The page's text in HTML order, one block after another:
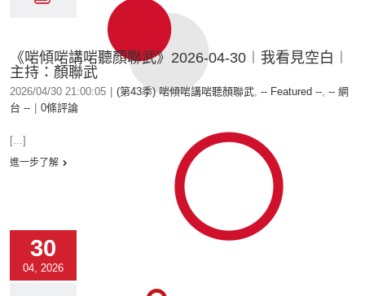
《啱傾啱講啱聽顏聯武》2026-04-30︱我看見空白︱
主持：顏聯武
2026/04/30 21:00:05 (第43季) 啱傾啱講啱聽顏聯武, -- Featured --, -- 網
台 --
0條評論
[...]
進一步了解
30
04, 2026